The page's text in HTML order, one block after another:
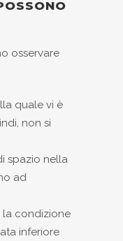
osservare
quale vi è
non si
spazio nella
ad
la condizione
inferiore